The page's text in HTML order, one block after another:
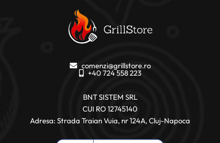
comenzi@grillstore.ro
+40 724 558 223
BNT SISTEM SRL
CUI RO 12745140
Adresa: Strada Traian Vuia, nr 124A, Cluj-Napoca